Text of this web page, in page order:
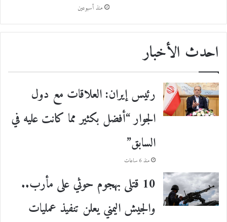
منذ أسبوعين
احدث الأخبار
رئيس إيران: العلاقات مع دول
الجوار “أفضل بكثير مما كانت عليه في
السابق”
منذ 6 ساعات
10 قتلى بهجوم حوثي على مأرب..
والجيش اليمني يعلن تنفيذ عمليات